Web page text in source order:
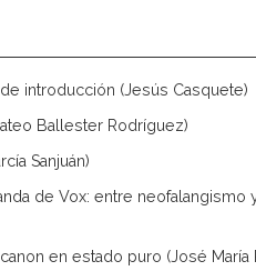
introducción (Jesús Casquete)
Ballester Rodríguez)
Sanjuán)
de Vox: entre neofalangismo
en estado puro (José María